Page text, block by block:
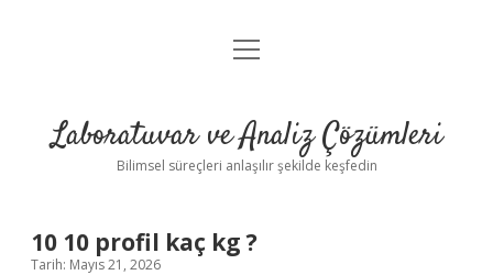
Anasayfa
Yasal Uyarı
menüyü
Laboratuvar ve Analiz Çözümleri
Bilimsel süreçleri anlaşılır şekilde keşfedin
10 10 profil kaç kg ?
Tarih: Mayıs 21, 2026